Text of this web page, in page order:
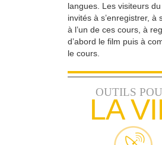
langues. Les visiteurs
invités à s’enregistrer, à
à l’un de ces cours, à
d’abord le film puis à
le cours.
OUTILS
LA